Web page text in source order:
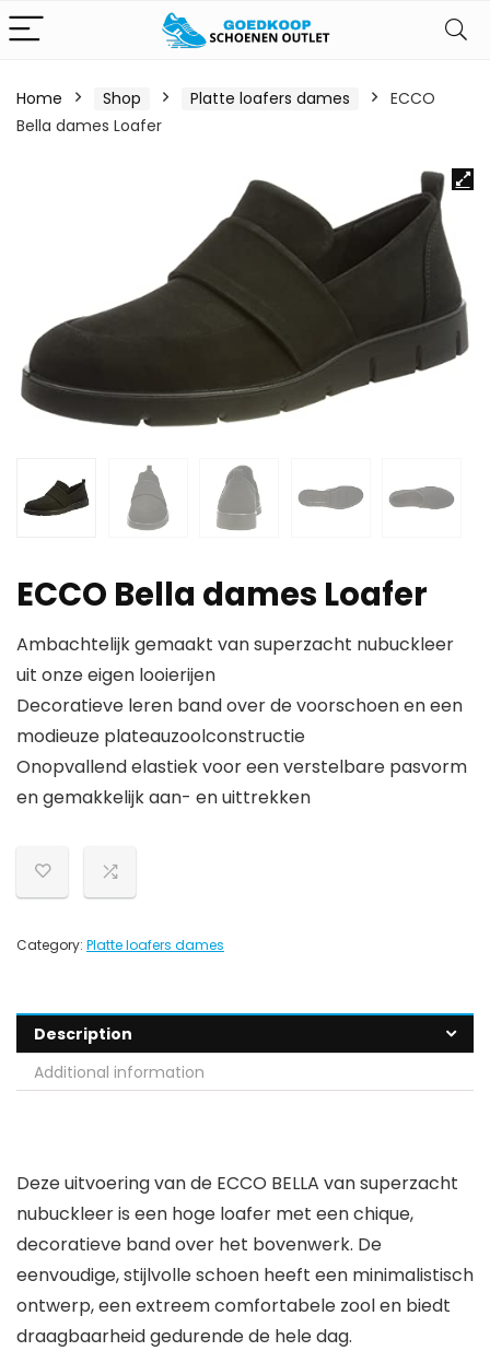
Home Shop Platte loafers dames
ECCO
Bella dames Loafer
ECCO Bella dames Loafer
Ambachtelijk gemaakt van superzacht nubuckleer
uit onze eigen looierijen
Decoratieve leren band over de voorschoen en een
modieuze plateauzoolconstructie
Onopvallend elastiek voor een verstelbare pasvorm
en gemakkelijk aan- en uittrekken
Category: Platte loafers dames
Description
Additional information
Deze uitvoering van de ECCO BELLA van superzacht
nubuckleer is een hoge loafer met een chique,
decoratieve band over het bovenwerk. De
eenvoudige, stijlvolle schoen heeft een minimalistisch
ontwerp, een extreem comfortabele zool en biedt
draagbaarheid gedurende de hele dag.